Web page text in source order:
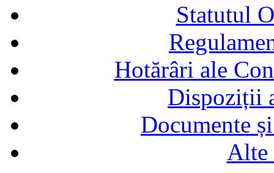
Statutul
Hotărâri ale
Dispoziții
Documente
Alte